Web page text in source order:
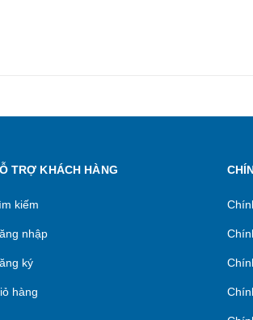
TRỢ KHÁCH HÀNG
kiếm
nhập
ký
hàng